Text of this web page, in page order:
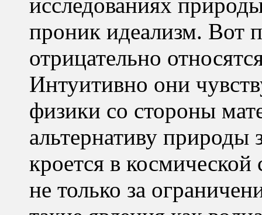
проник идеализм. Вот
отрицательно
Интуитивно они
физики со стороны
альтернативу
кроется в космической
не только за